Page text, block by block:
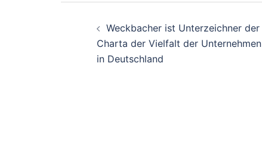
Beitrags-
Navigation
Weckbacher ist Unterzeichner der
Charta der Vielfalt der Unternehmen
in Deutschland